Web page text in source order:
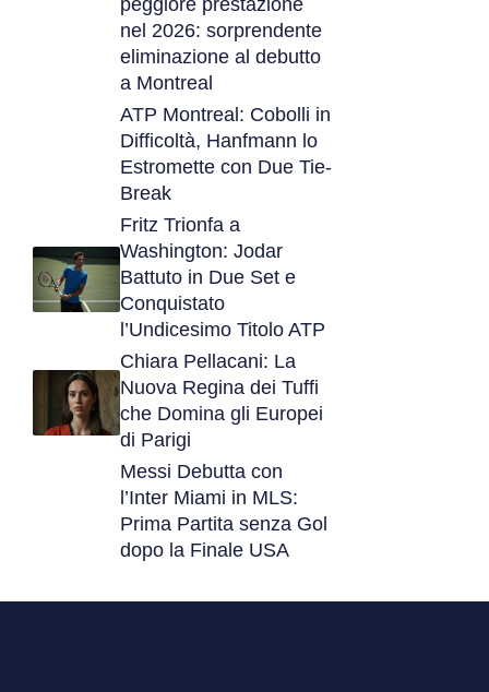
nel 2026: sorprendente
eliminazione al debutto
a Montreal
ATP Montreal: Cobolli in
Difficoltà, Hanfmann lo
Estromette con Due Tie-
Break
Fritz Trionfa a
Washington: Jodar
Battuto in Due Set e
Conquistato
l’Undicesimo Titolo ATP
Chiara Pellacani: La
Nuova Regina dei Tuffi
che Domina gli Europei
di Parigi
Messi Debutta con
l’Inter Miami in MLS:
Prima Partita senza Gol
dopo la Finale USA